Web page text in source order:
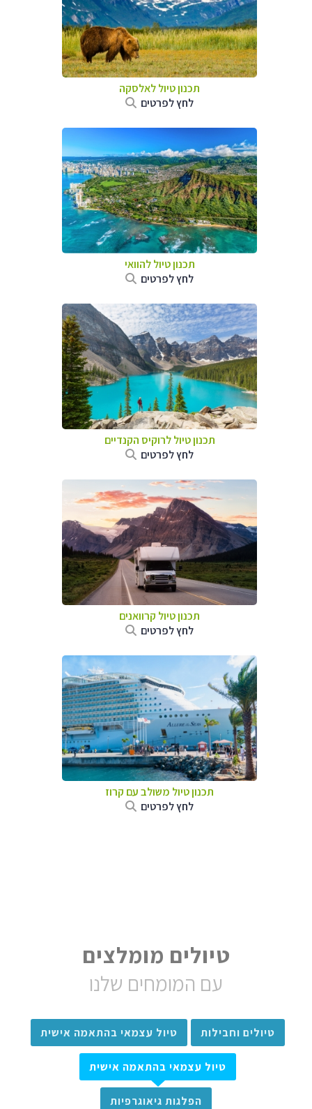
תכנון טיול לאלסקה
לחץ לפרטים
תכנון טיול להוואי
לחץ לפרטים
תכנון טיול לרוקיס הקנדיים
לחץ לפרטים
תכנון טיול קרוואנים
לחץ לפרטים
תכנון טיול משולב עם קרוז
לחץ לפרטים
טיולים מומלצים
עם המומחים שלנו
טיולים וחבילות טיול עצמאי בהתאמה אישית
טיול עצמאי בהתאמה אישית
הפלגות גיאוגרפיות